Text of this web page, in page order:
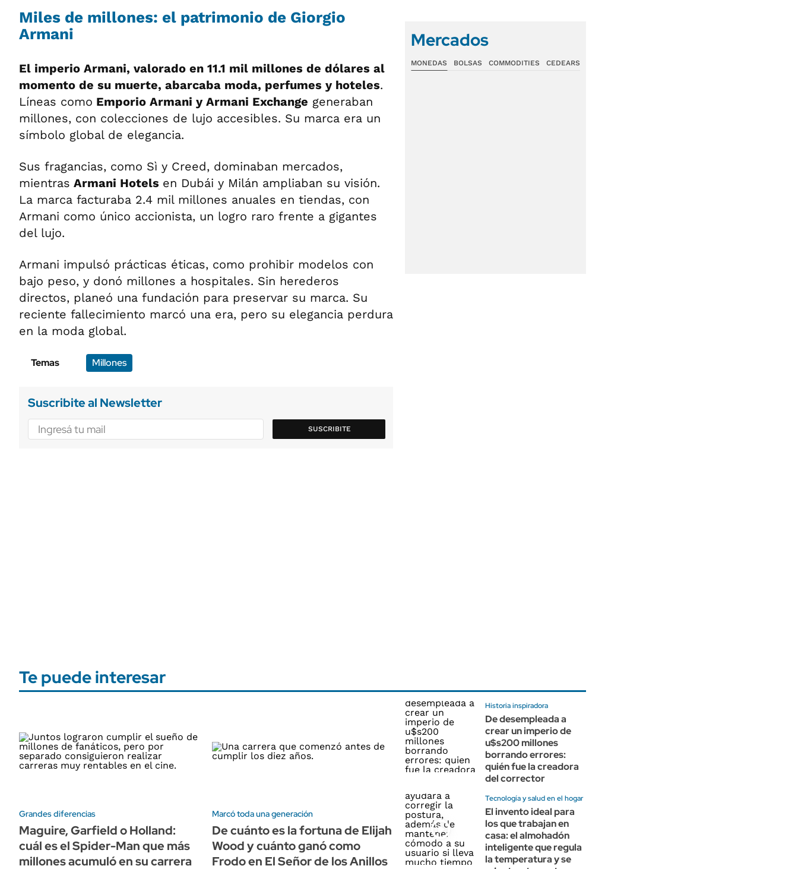
Miles de millones: el patrimonio de Giorgio
Armani
El imperio Armani, valorado en 11.1 mil millones de dólares al
momento de su muerte, abarcaba moda, perfumes y hoteles.
Líneas como Emporio Armani y Armani Exchange generaban
millones, con colecciones de lujo accesibles. Su marca era un
símbolo global de elegancia.
Sus fragancias, como Sì y Creed, dominaban mercados,
mientras Armani Hotels en Dubái y Milán ampliaban su visión.
La marca facturaba 2.4 mil millones anuales en tiendas, con
Armani como único accionista, un logro raro frente a gigantes
del lujo.
Armani impulsó prácticas éticas, como prohibir modelos con
bajo peso, y donó millones a hospitales. Sin herederos
directos, planeó una fundación para preservar su marca. Su
reciente fallecimiento marcó una era, pero su elegancia perdura
en la moda global.
Temas Millones
Suscribite al Newsletter
SUSCRIBITE
Mercados
MONEDAS BOLSAS COMMODITIES CEDEARS
Te puede interesar
Grandes diferencias
Maguire, Garfield o Holland:
cuál es el Spider-Man que más
millones acumuló en su carrera
Marcó toda una generación
De cuánto es la fortuna de Elijah
Wood y cuánto ganó como
Frodo en El Señor de los Anillos
Historia inspiradora
De desempleada a
crear un imperio de
u$s200 millones
borrando errores:
quién fue la creadora
del corrector
Tecnología y salud en el hogar
El invento ideal para
los que trabajan en
casa: el almohadón
inteligente que regula
la temperatura y se